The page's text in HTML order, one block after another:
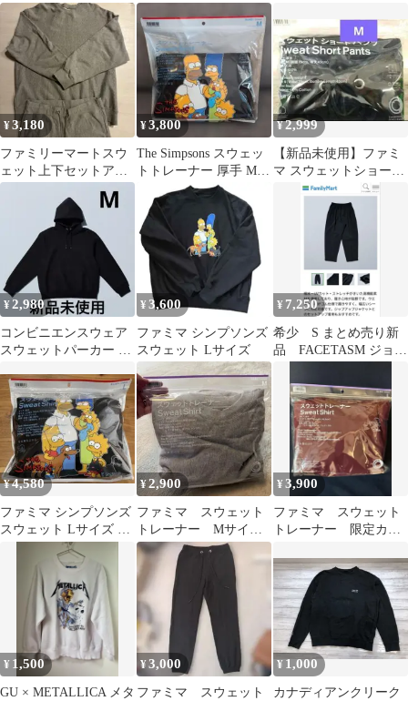
ニエンスウェア スウェ
ット パーカー ダスティ
ブルー はいあお L 青
フレンチテリー 厚手 ヘ
ビーウェイト 長袖 無地
落合宏理 フーディー メ
ンズ レディース ユニセ
ックス 古着
OM12741WT
M 男女兼用
¥3,180
ファミリーマートスウ
ェット上下セットアッ
プグレー
¥3,800
The Simpsons スウェッ
トトレーナー 厚手 Mサ
¥2,999
【新品未使用】ファミ
マ スウェットショート
パンツ M ショーパン
ハーフパンツ
¥2,980
コンビニエンスウェア
スウェットパーカー M
¥ 3,600
ファミマ シンプソンズ
スウェット Lサイズ
¥ 7,250
希少 S まとめ売り新
品 FACETASM ジョガ
ンツ 黒
¥4,580
ファミマ シンプソンズ
スウェット Lサイズ 新
品 未使用品
¥2,900
ファミマ スウェット
トレーナー Mサイズ
グレー
¥3,900
ファミマ スウェット
トレーナー 限定カラ
¥ 1,500
GU × METALLICA メタ
¥3,000
ファミマ スウェット
¥1,000
カナディアンクリーク